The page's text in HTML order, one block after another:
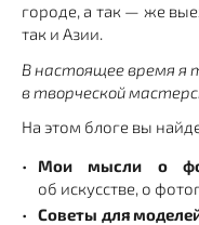
городе, а так — же
так и Азии.
В настоящее время я
в творческой
На этом блоге вы
Мои мысли о
об искусстве, о
Советы для